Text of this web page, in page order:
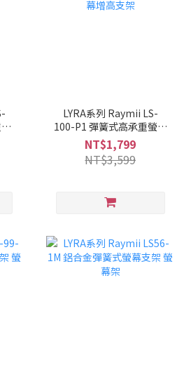
LYRA系列 Raymii LS-
100-P1 彈簧式高承重螢幕
支架 螢幕增高支架
NT$1,799
NT$3,599